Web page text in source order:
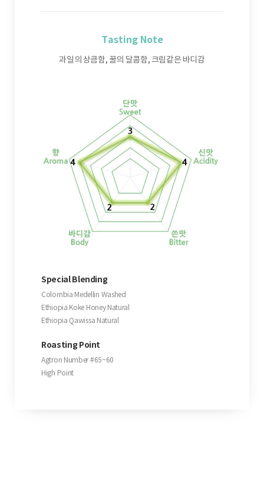
Tasting Note
과일의 상큼함, 꿀의 달콤함, 크림같은 바디감
Special Blending
Colombia Medellin Washed
Ethiopia Koke Honey Natural
Ethiopia Qawissa Natural
Roasting Point
Agtron Number #65~60
High Point